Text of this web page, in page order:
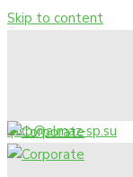
Skip to content
pcb@almaz-sp.su